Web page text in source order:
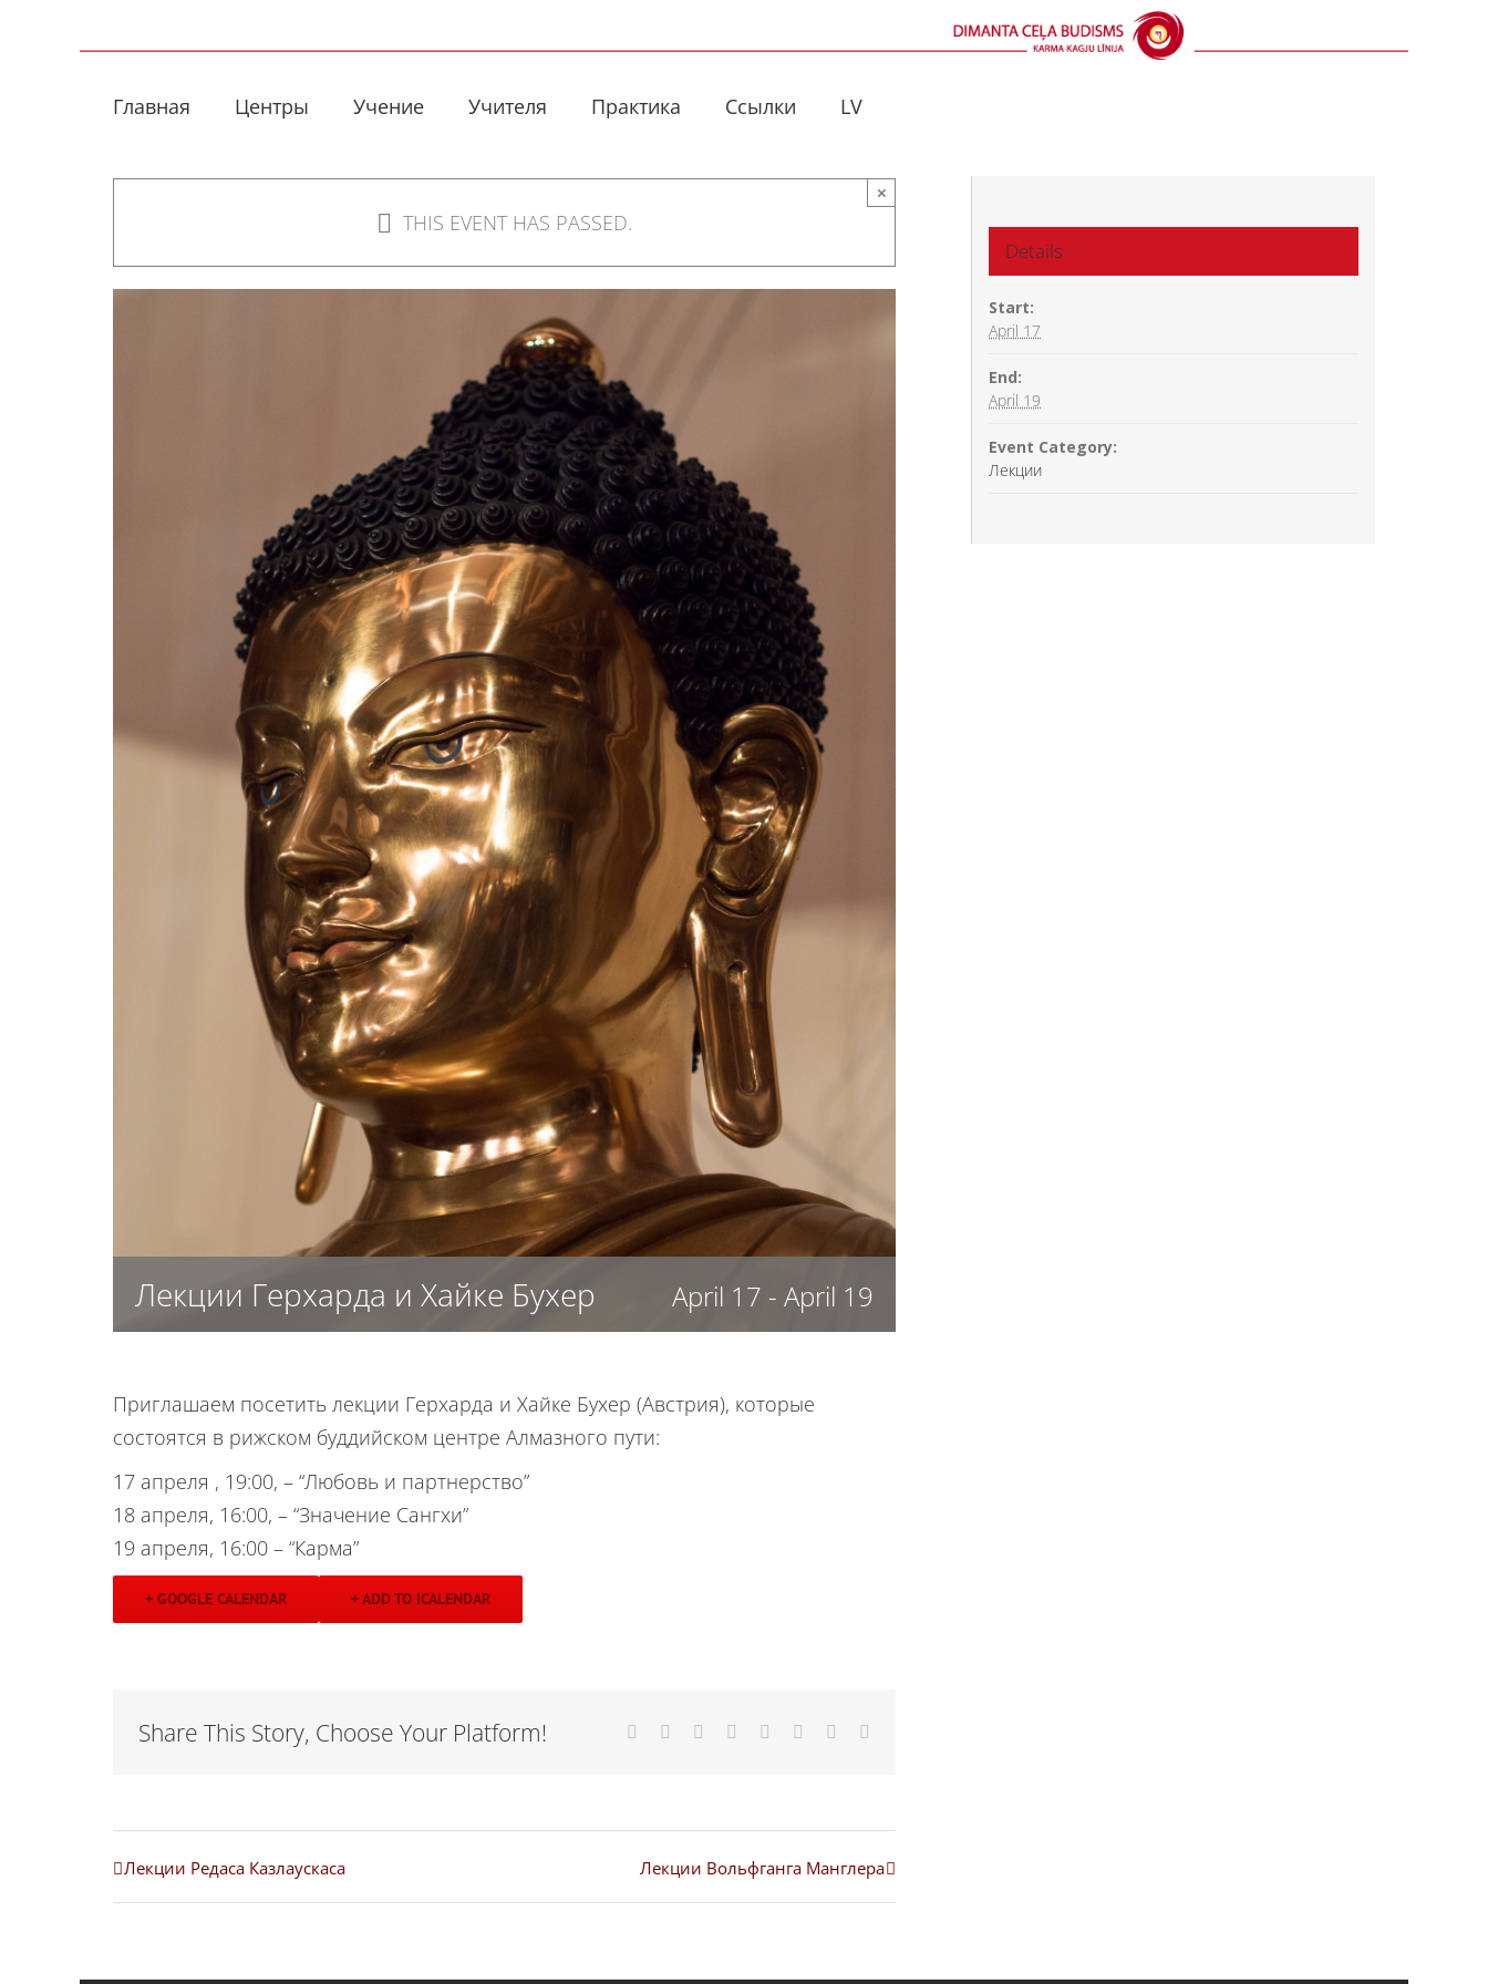
Главная
Центры Учение Учителя Практика Ссылки LV
THIS EVENT HAS PASSED.
×
Лекции Герхарда и Хайке Бухер April 17 - April 19
Приглашаем посетить лекции Герхарда и Хайке Бухер (Австрия), которые
состоятся в рижском буддийском центре Алмазного пути:
17 апреля , 19:00, – “Любовь и партнерство”
18 апреля, 16:00, – “Значение Сангхи”
19 апреля, 16:00 – “Карма”
+ GOOGLE CALENDAR + ADD TO ICALENDAR
Share This Story, Choose Your Platform! Facebook Reddit LinkedIn
TumblrPinterest
Лекции Редаса Казлаускаса Лекции Вольфганга Манглера
Details
Start:
April 17
End:
April 19
Event Category:
Лекции